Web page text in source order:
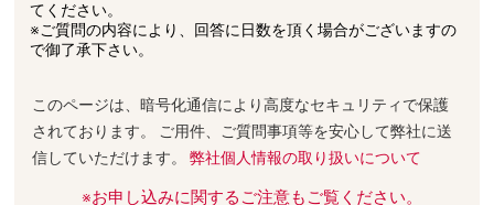
てください。
※ご質問の内容により、回答に日数を頂く場合がございますの
で御了承下さい。
このページは、暗号化通信により高度なセキュリティで保護
されております。 ご用件、ご質問事項等を安心して弊社に送
信していただけます。弊社個人情報の取り扱いについて
※お申し込みに関するご注意もご覧ください。